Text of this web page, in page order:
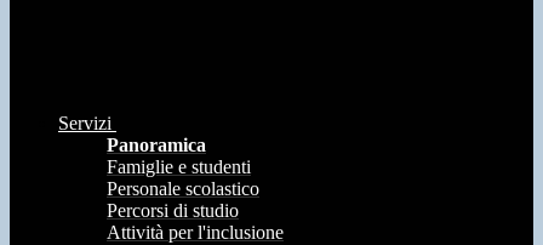
Servizi
Panoramica
Famiglie e studenti
Personale scolastico
Percorsi di studio
Attività per l'inclusione